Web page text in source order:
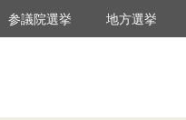
参議院選挙 地方選挙